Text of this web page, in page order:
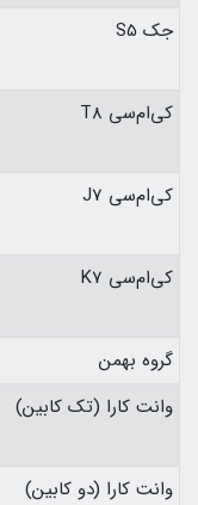
جک S5
کی‌ام‌سی T8
کی‌ام‌سی J7
کی‌ام‌سی K7
گروه بهمن
وانت کارا (تک کابین)
وانت کارا (دو کابین)